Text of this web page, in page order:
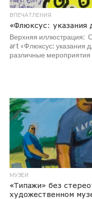
ВПЕЧАТЛЕНИЯ
«Флюксус: указания
Верхняя иллюстрация:
art «Флюксус: указания
различные мероприятия
МУЗЕИ
«Типажи» без
художественном